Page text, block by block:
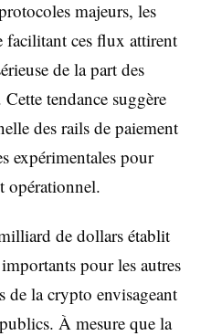
majeurs, les
facilitant ces flux attirent
de la part des
tendance suggère
des rails de paiement
expérimentales pour
opérationnel.
de dollars établit
pour les autres
de la crypto envisageant
À mesure que la